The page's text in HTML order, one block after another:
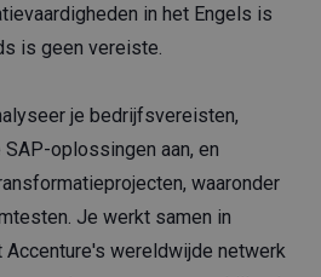
in het Engels is
is geen vereiste.
je bedrijfsvereisten,
oplossingen aan, en
waaronder
Je werkt samen in
wereldwijde netwerk